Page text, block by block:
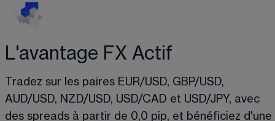
L'avantage FX Actif
Tradez sur les paires EUR/USD, GBP/USD,
AUD/USD, NZD/USD, USD/CAD et USD/JPY, avec
des spreads à partir de 0,0 pip, et bénéficiez d'une